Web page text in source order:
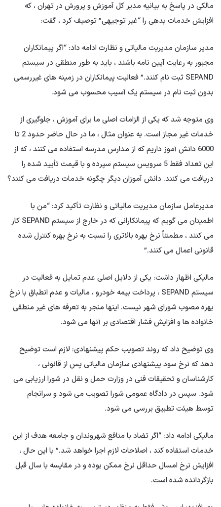
مالکی در پاسخ به بیانیه مدیر کل آموزش و پرورش در تهران ، که
افزایش خدمات بدهی را “غیر توجیهی” توصیف کرد ، گفت:
مدیر سازمان مدیریت مالیاتی و نظارت ادامه داد: “اگر پیمانکاران
مجبور به رعایت آیین نامه باشند ، باید به طور منطقی در سیستم
SEPAND ثبت نام کنند.” فعالیت پیمانکاران در زمینه های غیررسمی
بدون ثبت نام در سیستم یک آسیب محسوب می شود.
وی متوجه شد که یکی از الزامات اصلی ما برای آموزش ، جلوگیری از
خدمات غیر مجاز است. به عنوان مثال ، ما در حال حاضر حدود 2 تا
6000 دانش آموز داریم که از مدارس مدرسه استفاده می کنند ، که از
این تعداد فقط 5 سرویس سیستم سپرده و با قیمت تأیید شده را
دریافت می کنند. دانش آموزان دیگر چگونه خدمات دریافت می کنند؟
مدیرعامل سازمان مدیریت مالیاتی و نظارت تأکید کرد: “من با
اطمینان می گویم که پیمانکارانی که در خارج از سیستم SEPAND کار
می کنند ، مطمئناً نرخ بهره بالاتری را نسبت به نرخ بهره کنترل شده
قانونی اعمال می کنند.”
مالیکی اظهار داشت: یکی از دلایل اصلی عدم تمایل به فعالیت در
سیستم SEPAND ، پرداخت بیمه خودرو ، مالیات و عدم انطباق با نرخ
بهره مصوب شورای شهر نیست. اینها منجر به تعرفه های غیر منطقی
خانواده ها و افزایش فشار اقتصادی بر آنها می شود.
وی توضیح داد که روند تصویب حکم پیشنهادی: لازم است توضیح
دهد که نرخ سود پیشنهادی سازمان مالیاتی پس از قانونی ،
کارشناسان و تحقیقات فنی در وزارت حمل و نقل در شورا ارزیابی می
شود. سپس در دادگاه عمومی شورا تصویب می شود و سرانجام
توسط هیئت تطبیق بررسی می شود.
مالیکی ادامه داد: “اگر تضاد با منافع شهروندان و جامعه هدف از این
خدمات استفاده کند ، اصلاحات لازم اجرا خواهد شد.” با این حال ،
افزایش نرخ امسال حداقل نرخ ممکن بوده و در مقایسه با سال قبل
بازگردانده شده است.